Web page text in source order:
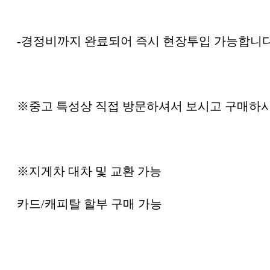
-경정비까지 완료되어 즉시 현장투입 가능합니
※중고 특성상 직접 방문하셔서 보시고 구매하
※지게차 대차 및 교환 가능
카드/캐피탈 할부 구매 가능